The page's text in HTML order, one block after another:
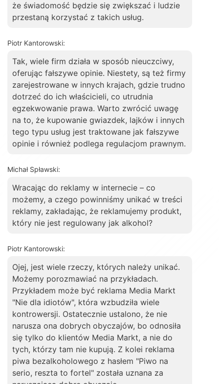
że świadomość będzie się zwiększać i ludzie
przestaną korzystać z takich usług.
Piotr Kantorowski:
Tak, wiele firm działa w sposób nieuczciwy,
oferując fałszywe opinie. Niestety, są też firmy
zarejestrowane w innych krajach, gdzie trudno
dotrzeć do ich właścicieli, co utrudnia
egzekwowanie prawa. Warto zwrócić uwagę
na to, że kupowanie gwiazdek, lajków i innych
tego typu usług jest traktowane jak fałszywe
opinie i również podlega regulacjom prawnym.
Michał Spławski:
Wracając do reklamy w internecie – co
możemy, a czego powinniśmy unikać w treści
reklamy, zakładając, że reklamujemy produkt,
który nie jest regulowany jak alkohol?
Piotr Kantorowski:
Ojej, jest wiele rzeczy, których należy unikać.
Możemy porozmawiać na przykładach.
Przykładem może być reklama Media Markt
"Nie dla idiotów", która wzbudziła wiele
kontrowersji. Ostatecznie ustalono, że nie
narusza ona dobrych obyczajów, bo odnosiła
się tylko do klientów Media Markt, a nie do
tych, którzy tam nie kupują. Z kolei reklama
piwa bezalkoholowego z hasłem "Piwo na
serio, reszta to fortel" została uznana za